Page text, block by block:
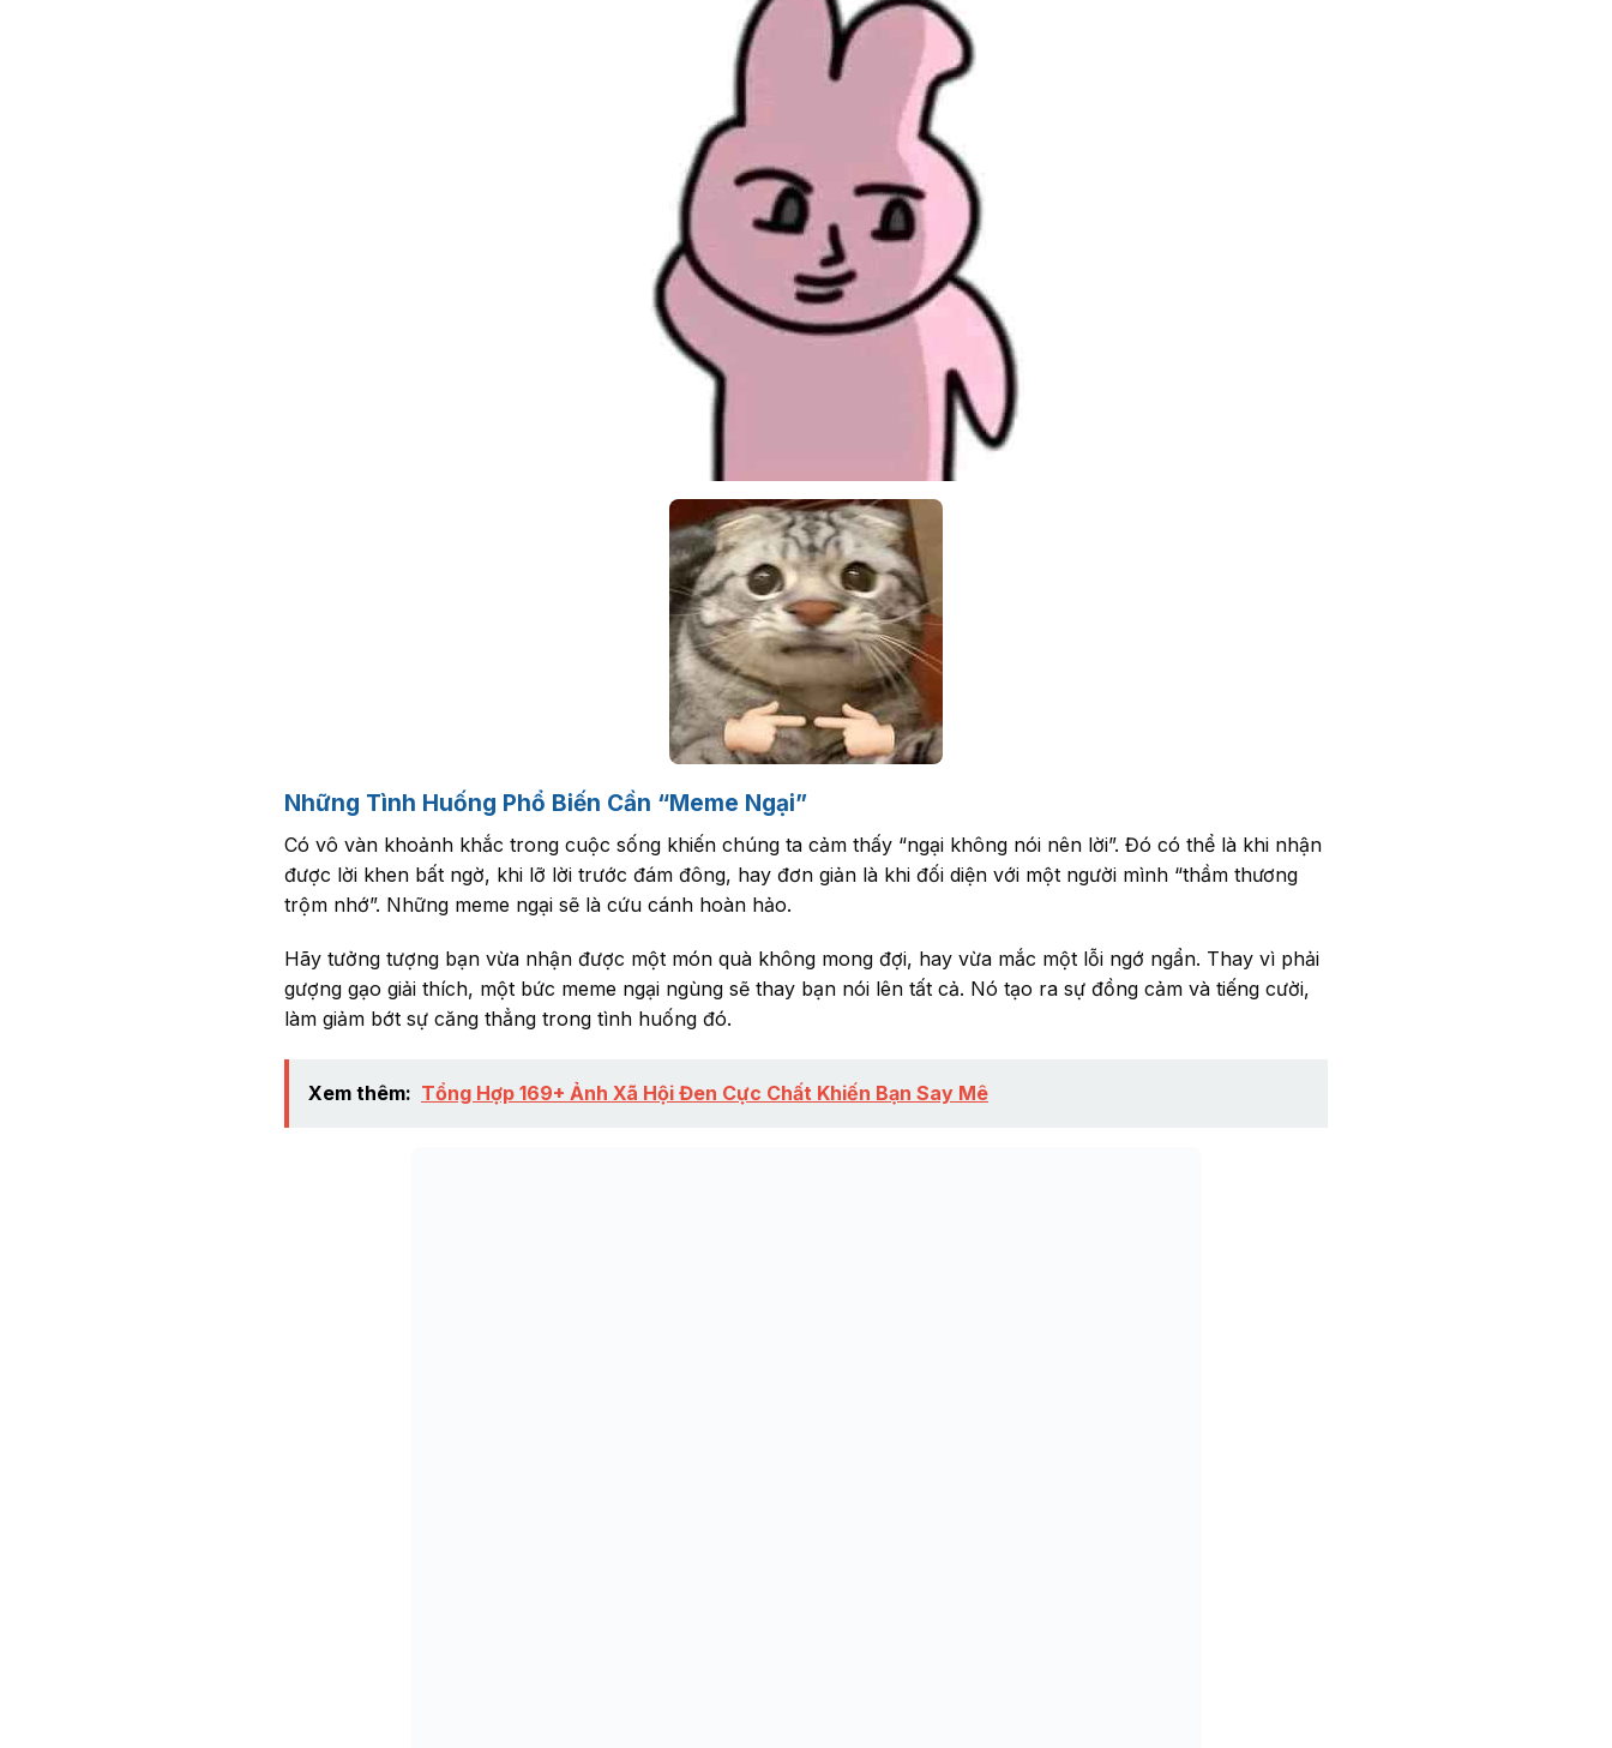
Những Tình Huống Phổ Biến Cần “Meme Ngại”
Có vô vàn khoảnh khắc trong cuộc sống khiến chúng ta cảm thấy “ngại không nói nên lời”. Đó có thể là khi nhận
được lời khen bất ngờ, khi lỡ lời trước đám đông, hay đơn giản là khi đối diện với một người mình “thầm thương
trộm nhớ”. Những meme ngại sẽ là cứu cánh hoàn hảo.
Hãy tưởng tượng bạn vừa nhận được một món quà không mong đợi, hay vừa mắc một lỗi ngớ ngẩn. Thay vì phải
gượng gạo giải thích, một bức meme ngại ngùng sẽ thay bạn nói lên tất cả. Nó tạo ra sự đồng cảm và tiếng cười,
làm giảm bớt sự căng thẳng trong tình huống đó.
Xem thêm: Tổng Hợp 169+ Ảnh Xã Hội Đen Cực Chất Khiến Bạn Say Mê